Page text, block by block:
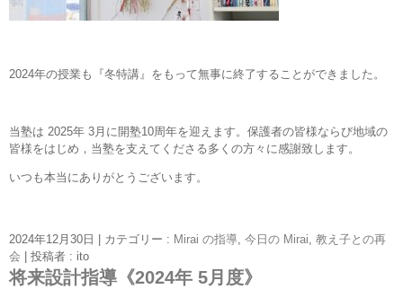
2024年の授業も『冬特講』をもって無事に終了することができました。
当塾は 2025年 3月に開塾10周年を迎えます。保護者の皆様ならび地域の
皆様をはじめ，当塾を支えてくださる多くの方々に感謝致します。
いつも本当にありがとうございます。
2024年12月30日 カテゴリー : Mirai の指導 今日の Mirai 教え子との再
会
投稿者 : ito
将来設計指導《2024年 5月度》